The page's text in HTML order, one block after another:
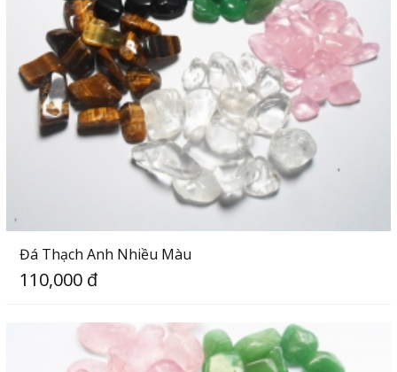
Đá Thạch Anh Nhiều Màu
110,000 đ